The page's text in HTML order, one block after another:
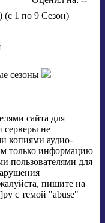
(c 1 по 9 Сезон)
сезоны
сайта для
серверы не
копиями аудио-
только информацию
пользователями для
пишите на
с темой "abuse"